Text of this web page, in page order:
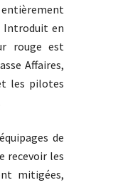
entièrement
Introduit en
rouge est
Affaires,
les pilotes
de
recevoir les
mitigées,